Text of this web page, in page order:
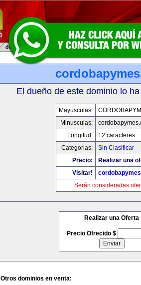
El dueño de este dominio lo
Mayusculas:
Minusculas:
Longitud:
12 caracteres
Categorias:
Sin Clasificar
Precio:
Realizar una
Visitar!
Serán consideradas
Realizar una Oferta
Precio Ofrecido $
Otros dominios en venta: